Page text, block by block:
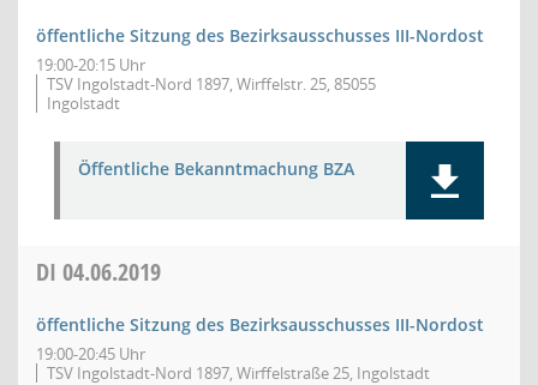
öffentliche Sitzung des Bezirksausschusses III-Nordost
19:00-20:15 Uhr
TSV Ingolstadt-Nord 1897, Wirffelstr. 25, 85055
Ingolstadt
Öffentliche Bekanntmachung BZA
DI 04.06.2019
öffentliche Sitzung des Bezirksausschusses III-Nordost
19:00-20:45 Uhr
TSV Ingolstadt-Nord 1897, Wirffelstraße 25, Ingolstadt